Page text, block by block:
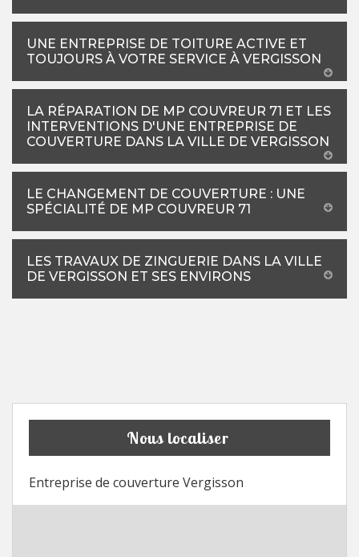
UNE ENTREPRISE DE TOITURE ACTIVE ET
TOUJOURS À VOTRE SERVICE À VERGISSON
LA RÉPARATION DE MP COUVREUR 71 ET LES
INTERVENTIONS D'UNE ENTREPRISE DE
COUVERTURE DANS LA VILLE DE VERGISSON
LE CHANGEMENT DE COUVERTURE : UNE
SPÉCIALITÉ DE MP COUVREUR 71
LES TRAVAUX DE ZINGUERIE DANS LA VILLE
DE VERGISSON ET SES ENVIRONS
Nous localiser
Entreprise de couverture Vergisson